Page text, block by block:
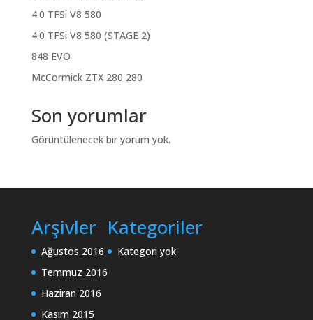
4.0 TFSi V8 580
4.0 TFSi V8 580 (STAGE 2)
848 EVO
McCormick ZTX 280 280
Son yorumlar
Görüntülenecek bir yorum yok.
Arşivler
Ağustos 2016
Temmuz 2016
Haziran 2016
Kasım 2015
Kategoriler
Kategori yok